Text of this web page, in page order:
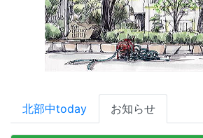
北部中today お知らせ